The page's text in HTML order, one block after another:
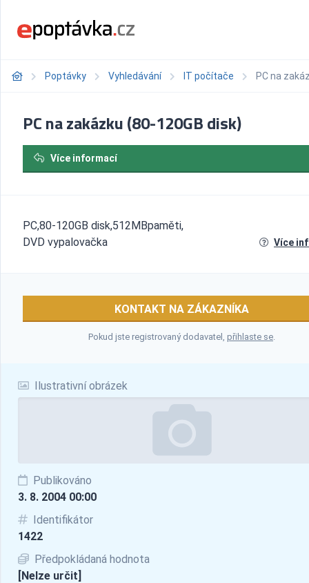
Poptávky Vyhledávání IT počítače PC na
Ilustrativní obrázek
Publikováno
3. 8. 2004 00:00
Identifikátor
1422
Předpokládaná hodnota
[Nelze určit]
PC na zakázku (80-120GB disk)
Více informací
PC,80-120GB disk,512MBpaměti,
DVD vypalovačka
Více
KONTAKT NA ZÁKAZNÍKA
Pokud jste registrovaný dodavatel, přihlaste se.